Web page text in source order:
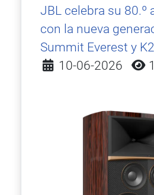
JBL celebra su 80.º
con la nueva
Summit Everest y K2
Detalles
10-06-2026